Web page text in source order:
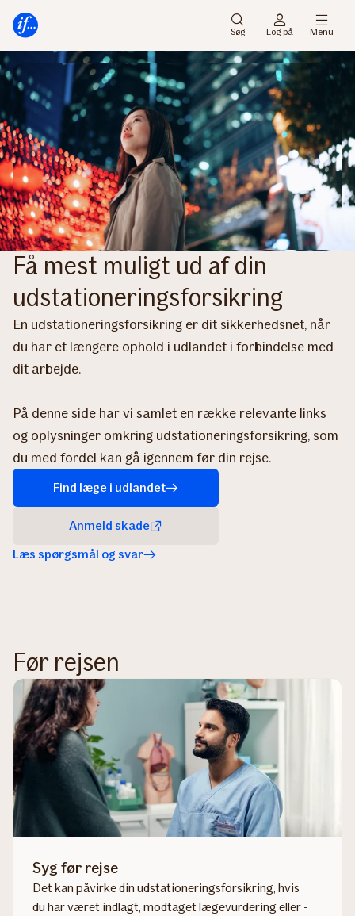
Søg Log på Menu
Få mest muligt ud af din
udstationeringsforsikring
En udstationeringsforsikring er dit sikkerhedsnet, når
du har et længere ophold i udlandet i forbindelse med
dit arbejde.
På denne side har vi samlet en række relevante links
og oplysninger omkring udstationeringsforsikring, som
du med fordel kan gå igennem før din rejse.
Find læge i udlandet
Anmeld skade
Læs spørgsmål og svar
Før rejsen
Syg før rejse
Det kan påvirke din udstationeringsforsikring, hvis
du har været indlagt, modtaget lægevurdering eller -